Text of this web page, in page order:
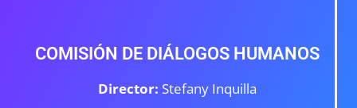
COMISIÓN DE DIÁLOGOS HUMANOS
Director: Stefany Inquilla